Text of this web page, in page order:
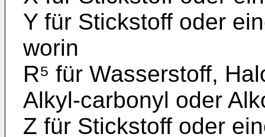
Y für Stickstoff oder
worin
R⁵ für Wasserstoff,
Alkyl-carbonyl oder
Z für Stickstoff oder